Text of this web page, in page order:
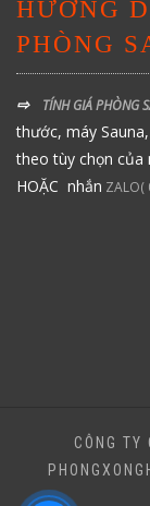
HƯỚNG
PHÒNG
⇨ TÍNH GIÁ PHÒNG
thước, máy
theo tùy chọn của
HOẶC nhắn ZALO(
CÔNG